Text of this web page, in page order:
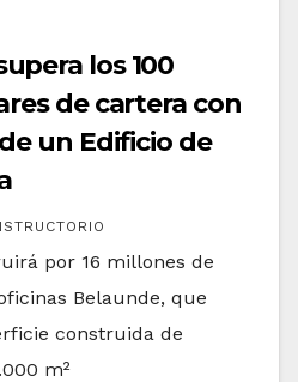
los 100
de cartera con
un Edificio de
por 16 millones de
Belaunde, que
construida de
m²